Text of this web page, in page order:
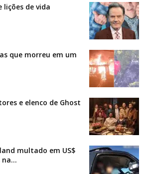
lições de vida
que morreu em um
e elenco de Ghost
multado em US$